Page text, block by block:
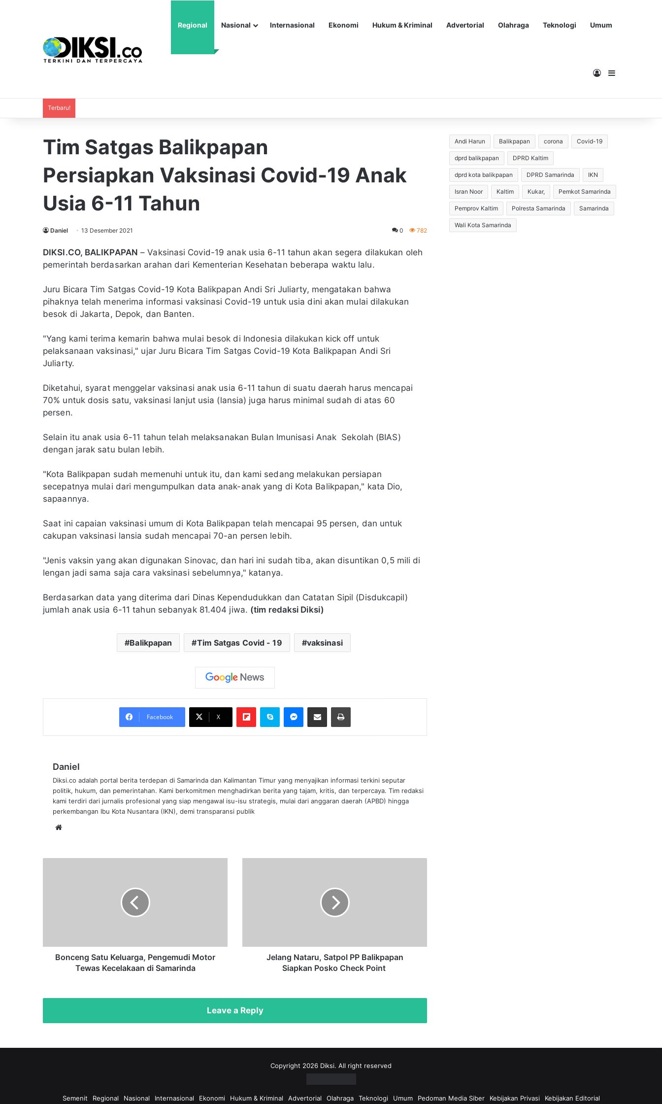
Regional Nasional Internasional Ekonomi Hukum & Kriminal Advertorial Olahraga Teknologi Umum
MasukSidebar
Terbaru!
Tim Satgas Balikpapan
Persiapkan Vaksinasi Covid-19 Anak
Usia 6-11 Tahun
Daniel 13 Desember 2021 0 782
DIKSI.CO, BALIKPAPAN – Vaksinasi Covid-19 anak usia 6-11 tahun akan segera dilakukan oleh
pemerintah berdasarkan arahan dari Kementerian Kesehatan beberapa waktu lalu.
Juru Bicara Tim Satgas Covid-19 Kota Balikpapan Andi Sri Juliarty, mengatakan bahwa
pihaknya telah menerima informasi vaksinasi Covid-19 untuk usia dini akan mulai dilakukan
besok di Jakarta, Depok, dan Banten.
"Yang kami terima kemarin bahwa mulai besok di Indonesia dilakukan kick off untuk
pelaksanaan vaksinasi," ujar Juru Bicara Tim Satgas Covid-19 Kota Balikpapan Andi Sri
Juliarty.
Diketahui, syarat menggelar vaksinasi anak usia 6-11 tahun di suatu daerah harus mencapai
70% untuk dosis satu, vaksinasi lanjut usia (lansia) juga harus minimal sudah di atas 60
persen.
Selain itu anak usia 6-11 tahun telah melaksanakan Bulan Imunisasi Anak Sekolah (BIAS)
dengan jarak satu bulan lebih.
"Kota Balikpapan sudah memenuhi untuk itu, dan kami sedang melakukan persiapan
secepatnya mulai dari mengumpulkan data anak-anak yang di Kota Balikpapan," kata Dio,
sapaannya.
Saat ini capaian vaksinasi umum di Kota Balikpapan telah mencapai 95 persen, dan untuk
cakupan vaksinasi lansia sudah mencapai 70-an persen lebih.
"Jenis vaksin yang akan digunakan Sinovac, dan hari ini sudah tiba, akan disuntikan 0,5 mili di
lengan jadi sama saja cara vaksinasi sebelumnya," katanya.
Berdasarkan data yang diterima dari Dinas Kependudukkan dan Catatan Sipil (Disdukcapil)
jumlah anak usia 6-11 tahun sebanyak 81.404 jiwa. (tim redaksi Diksi)
Balikpapan Tim Satgas Covid - 19 vaksinasi
Facebook X
FlipboardSkype Messenger
Bagikan melalui Email Cetak
Daniel
Diksi.co adalah portal berita terdepan di Samarinda dan Kalimantan Timur yang menyajikan informasi terkini seputar
politik, hukum, dan pemerintahan. Kami berkomitmen menghadirkan berita yang tajam, kritis, dan terpercaya. Tim redaksi
kami terdiri dari jurnalis profesional yang siap mengawal isu-isu strategis, mulai dari anggaran daerah (APBD) hingga
perkembangan Ibu Kota Nusantara (IKN), demi transparansi publik
Samarinda
Bonceng Satu Keluarga, Pengemudi Motor
Tewas Kecelakaan di Samarinda
Point
Jelang Nataru, Satpol PP Balikpapan
Siapkan Posko Check Point
Leave a Reply
Andi Harun Balikpapan corona Covid-19
dprd balikpapan DPRD Kaltim
dprd kota balikpapan DPRD Samarinda IKN
Isran Noor Kaltim Kukar, Pemkot Samarinda
Pemprov Kaltim Polresta Samarinda Samarinda
Wali Kota Samarinda
Copyright 2026 Diksi. All right reserved
Semenit Regional Nasional Internasional Ekonomi Hukum & Kriminal Advertorial Olahraga Teknologi Umum Pedoman Media Siber Kebijakan Privasi Kebijakan Editorial